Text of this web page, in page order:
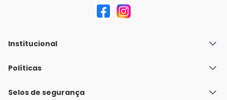
Institucional
Quem Somos
Nossas lojas
Políticas
Política de Envio
Selos de segurança